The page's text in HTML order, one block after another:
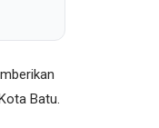
Batu.